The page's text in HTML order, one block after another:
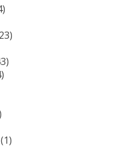
(1)